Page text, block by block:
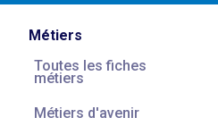
Métiers
Toutes les fiches
métiers
Métiers d'avenir